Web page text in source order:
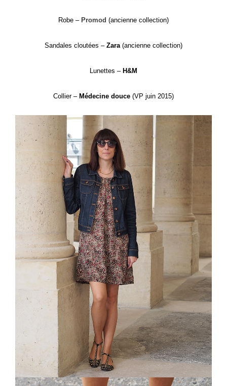
Robe – Promod (ancienne collection)
Sandales cloutées – Zara (ancienne collection)
Lunettes – H&M
Collier – Médecine douce (VP juin 2015)